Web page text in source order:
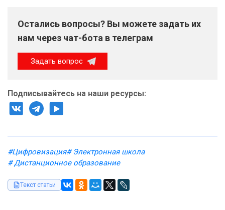
Остались вопросы? Вы можете задать их
нам через чат-бота в телеграм
Задать вопрос
Подписывайтесь на наши ресурсы:
#Цифровизация# Электронная школа
# Дистанционное образование
Текст статьи